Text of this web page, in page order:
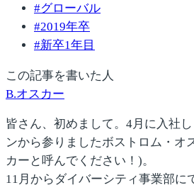
#グローバル
#2019年卒
#新卒1年目
この記事を書いた人
B.オスカー
皆さん、初めまして。4月に入社
ンから参りましたボストロム・オ
カーと呼んでください！)。
11月からダイバーシティ事業部に